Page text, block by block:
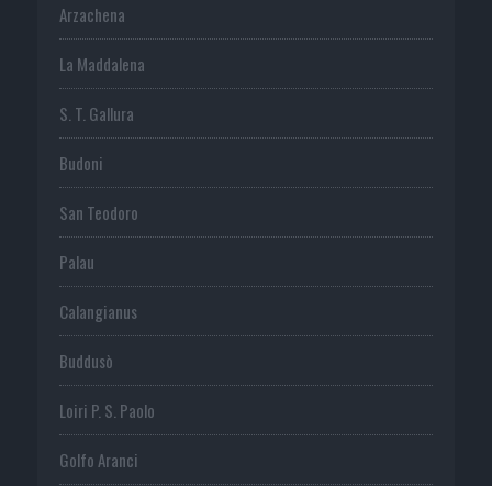
Arzachena
La Maddalena
S. T. Gallura
Budoni
San Teodoro
Palau
Calangianus
Buddusò
Loiri P. S. Paolo
Golfo Aranci